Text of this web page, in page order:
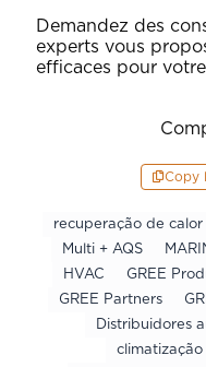
Demandez des
experts vous
efficaces pour
Copy
recuperação de calor
Multi + AQS
HVAC
GREE
GREE Partners
Distribuidores
climatização